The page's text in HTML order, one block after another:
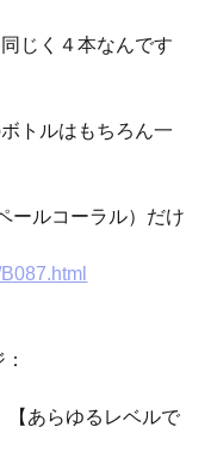
じく４本なんです
トルはもちろん一
ールコーラル）だけ
【あらゆるレベルで